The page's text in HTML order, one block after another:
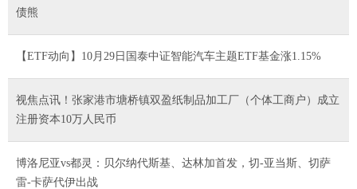
债熊
【ETF动向】10月29日国泰中证智能汽车主题ETF基金涨1.15%
视焦点讯！张家港市塘桥镇双盈纸制品加工厂（个体工商户）成立
注册资本10万人民币
博洛尼亚vs都灵：贝尔纳代斯基、达林加首发，切-亚当斯、切萨
雷-卡萨代伊出战